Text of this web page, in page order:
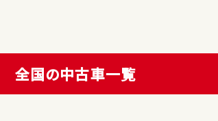
全国の中古車一覧